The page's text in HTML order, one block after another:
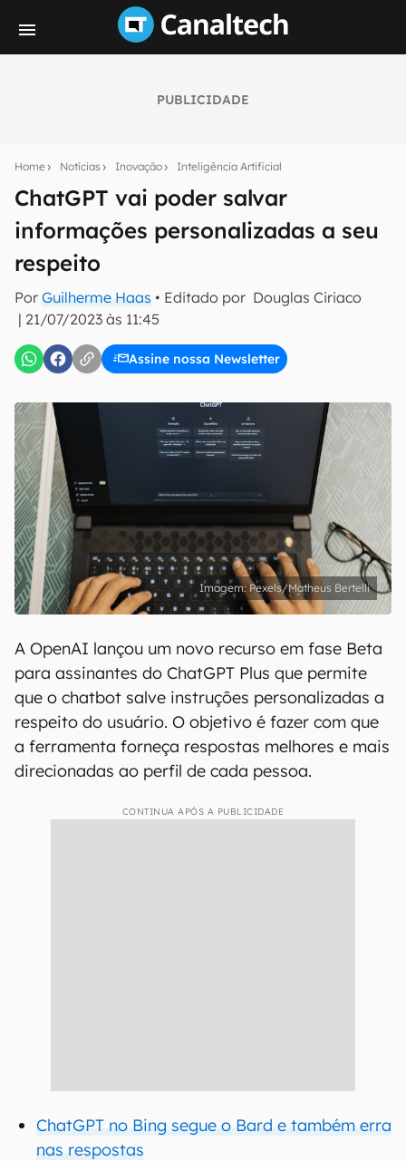
PUBLICIDADE
Home Notícias Inovação Inteligência Artificial
ChatGPT vai poder salvar
informações personalizadas a seu
respeito
Por Guilherme Haas • Editado por Douglas Ciriaco
| 21/07/2023 às 11:45
Assine nossa Newsletter
notícias e reviews sobre tecnologia em primeira
mão.
E-mail
inscreva-se
Confirmo que li, aceito e concordo com os Termos de
Uso e Política de Privacidade do Canaltech.
Pexels/Matheus Bertelli
A OpenAI lançou um novo recurso em fase Beta
para assinantes do ChatGPT Plus que permite
que o chatbot salve instruções personalizadas a
respeito do usuário. O objetivo é fazer com que
a ferramenta forneça respostas melhores e mais
direcionadas ao perfil de cada pessoa.
CONTINUA APÓS A PUBLICIDADE
ChatGPT no Bing segue o Bard e também erra
nas respostas